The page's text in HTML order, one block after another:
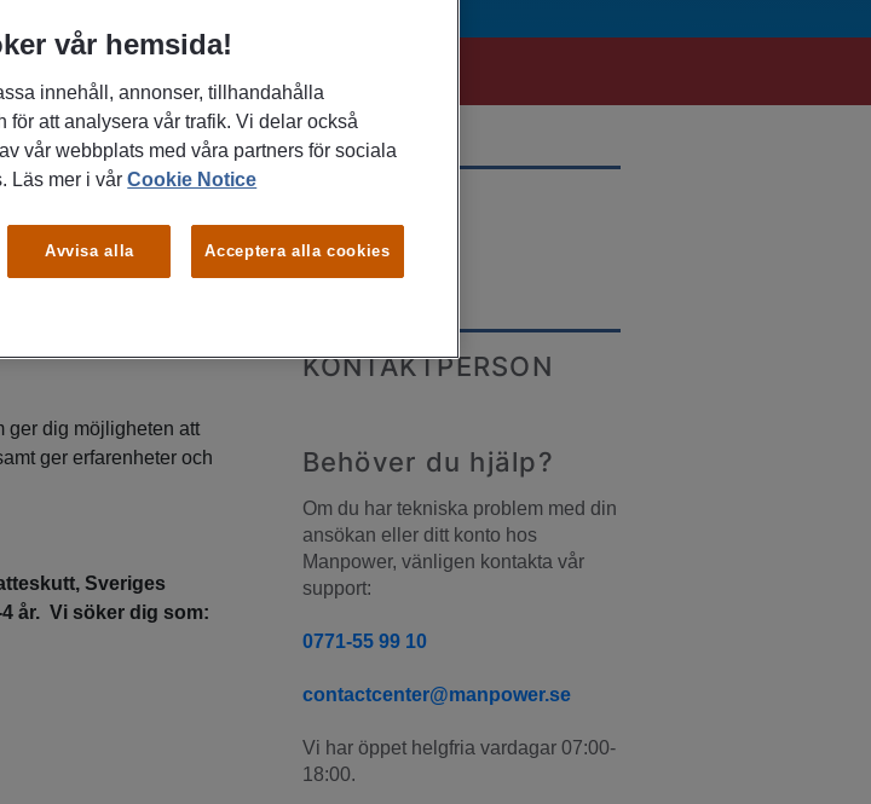
fritid?
inom idrott för
ger dig möjligheten att
ger erfarenheter och
Sveriges
år. Vi söker dig som:
Borås
KONTAKTPERSON
Behöver du hjälp?
Om du har tekniska problem med din
ansökan eller ditt konto hos
Manpower, vänligen kontakta vår
support:
0771-55 99 10
contactcenter@manpower.se
Vi har öppet helgfria vardagar 07:00-
18:00.
vår hemsida!
innehåll, annonser, tillhandahålla
för att analysera vår trafik. Vi delar också
vår webbplats med våra partners för sociala
Läs mer i vårCookie Notice
Avvisa alla Acceptera alla cookies